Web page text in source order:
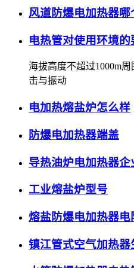
风道防爆电加热器哪
电热管对使用环境的
海拔高度不超过1000m
击与振动
电加热熔盐炉怎么样
防爆电加热器端盖
导热油炉电加热器企
工业熔盐炉型号
熔盐防爆电加热器电
镇江管式空气加热器